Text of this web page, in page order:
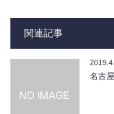
関連記事
名古